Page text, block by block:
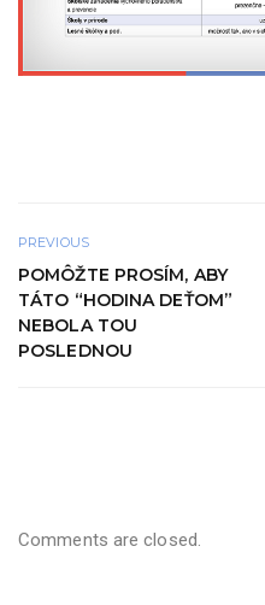
PREVIOUS
POMÔŽTE PROSÍM, ABY
TÁTO “HODINA DEŤOM”
NEBOLA TOU
POSLEDNOU
Comments are closed.